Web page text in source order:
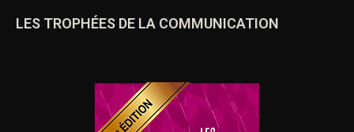
LES TROPHÉES DE LA COMMUNICATION